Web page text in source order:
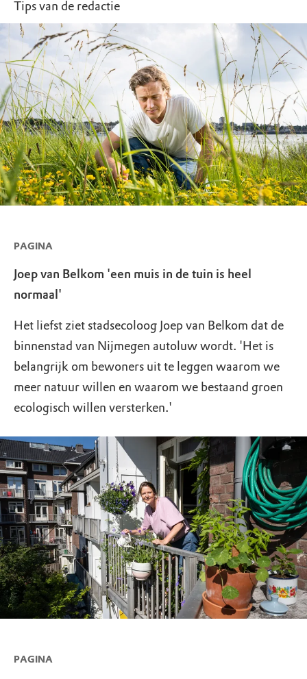
Tips van de redactie
PAGINA
Joep van Belkom 'een muis in de tuin is heel
normaal'
Het liefst ziet stadsecoloog Joep van Belkom dat de
binnenstad van Nijmegen autoluw wordt. 'Het is
belangrijk om bewoners uit te leggen waarom we
meer natuur willen en waarom we bestaand groen
ecologisch willen versterken.'
PAGINA